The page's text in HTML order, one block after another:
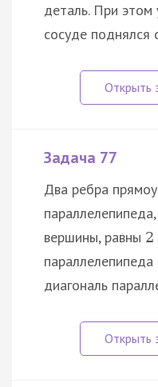
деталь. При этом
сосуде поднялся
Задача 77
Два ребра
вершины, равны 2
параллелепипеда
диагональ